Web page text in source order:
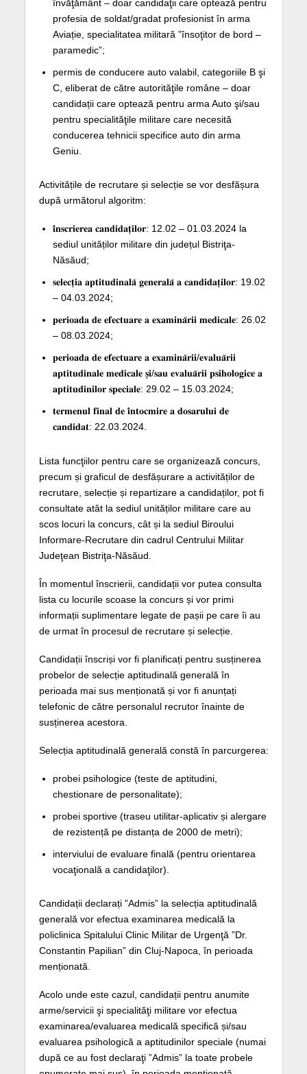
învăţământ – doar candidaţii care optează pentru
profesia de soldat/gradat profesionist în arma
Aviație, specialitatea militară ”însoţitor de bord –
paramedic”;
permis de conducere auto valabil, categoriile B şi
C, eliberat de către autorităţile române – doar
candidații care optează pentru arma Auto şi/sau
pentru specialităţile militare care necesită
conducerea tehnicii specifice auto din arma
Geniu.
Activitățile de recrutare și selecție se vor desfășura
după următorul algoritm:
𝐢̂𝐧𝐬𝐜𝐫𝐢𝐞𝐫𝐞𝐚 𝐜𝐚𝐧𝐝𝐢𝐝𝐚𝐭̦𝐢𝐥𝐨𝐫: 12.02 – 01.03.2024 la
sediul unităților militare din județul Bistriţa-
Năsăud;
𝐬𝐞𝐥𝐞𝐜𝐭̦𝐢𝐚 𝐚𝐩𝐭𝐢𝐭𝐮𝐝𝐢𝐧𝐚𝐥𝐚̆ 𝐠𝐞𝐧𝐞𝐫𝐚𝐥𝐚̆ 𝐚 𝐜𝐚𝐧𝐝𝐢𝐝𝐚𝐭̦𝐢𝐥𝐨𝐫: 19.02
– 04.03.2024;
𝐩𝐞𝐫𝐢𝐨𝐚𝐝𝐚 𝐝𝐞 𝐞𝐟𝐞𝐜𝐭𝐮𝐚𝐫𝐞 𝐚 𝐞𝐱𝐚𝐦𝐢𝐧𝐚̆𝐫𝐢𝐢 𝐦𝐞𝐝𝐢𝐜𝐚𝐥𝐞: 26.02
– 08.03.2024;
𝐩𝐞𝐫𝐢𝐨𝐚𝐝𝐚 𝐝𝐞 𝐞𝐟𝐞𝐜𝐭𝐮𝐚𝐫𝐞 𝐚 𝐞𝐱𝐚𝐦𝐢𝐧𝐚̆𝐫𝐢𝐢/𝐞𝐯𝐚𝐥𝐮𝐚̆𝐫𝐢𝐢
𝐚𝐩𝐭𝐢𝐭𝐮𝐝𝐢𝐧𝐚𝐥𝐞 𝐦𝐞𝐝𝐢𝐜𝐚𝐥𝐞 𝐬̦𝐢/𝐬𝐚𝐮 𝐞𝐯𝐚𝐥𝐮𝐚̆𝐫𝐢𝐢 𝐩𝐬𝐢𝐡𝐨𝐥𝐨𝐠𝐢𝐜𝐞 𝐚
𝐚𝐩𝐭𝐢𝐭𝐮𝐝𝐢𝐧𝐢𝐥𝐨𝐫 𝐬𝐩𝐞𝐜𝐢𝐚𝐥𝐞: 29.02 – 15.03.2024;
𝐭𝐞𝐫𝐦𝐞𝐧𝐮𝐥 𝐟𝐢𝐧𝐚𝐥 𝐝𝐞 𝐢̂𝐧𝐭𝐨𝐜𝐦𝐢𝐫𝐞 𝐚 𝐝𝐨𝐬𝐚𝐫𝐮𝐥𝐮𝐢 𝐝𝐞
𝐜𝐚𝐧𝐝𝐢𝐝𝐚𝐭: 22.03.2024.
Lista funcţiilor pentru care se organizează concurs,
precum și graficul de desfășurare a activităților de
recrutare, selecție și repartizare a candidaților, pot fi
consultate atât la sediul unităților militare care au
scos locuri la concurs, cât și la sediul Biroului
Informare-Recrutare din cadrul Centrului Militar
Judeţean Bistriţa-Năsăud.
În momentul înscrierii, candidații vor putea consulta
lista cu locurile scoase la concurs și vor primi
informații suplimentare legate de pașii pe care îi au
de urmat în procesul de recrutare și selecție.
Candidații înscriși vor fi planificați pentru susținerea
probelor de selecție aptitudinală generală în
perioada mai sus menționată și vor fi anunțați
telefonic de către personalul recrutor înainte de
susținerea acestora.
Selecția aptitudinală generală constă în parcurgerea:
probei psihologice (teste de aptitudini,
chestionare de personalitate);
probei sportive (traseu utilitar-aplicativ și alergare
de rezistență pe distanța de 2000 de metri);
interviului de evaluare finală (pentru orientarea
vocaţională a candidaţilor).
Candidații declarați ”Admis” la selecția aptitudinală
generală vor efectua examinarea medicală la
policlinica Spitalului Clinic Militar de Urgenţă ”Dr.
Constantin Papilian” din Cluj-Napoca, în perioada
menționată.
Acolo unde este cazul, candidații pentru anumite
arme/servicii şi specialităţi militare vor efectua
examinarea/evaluarea medicală specifică și/sau
evaluarea psihologică a aptitudinilor speciale (numai
după ce au fost declaraţi ”Admis” la toate probele